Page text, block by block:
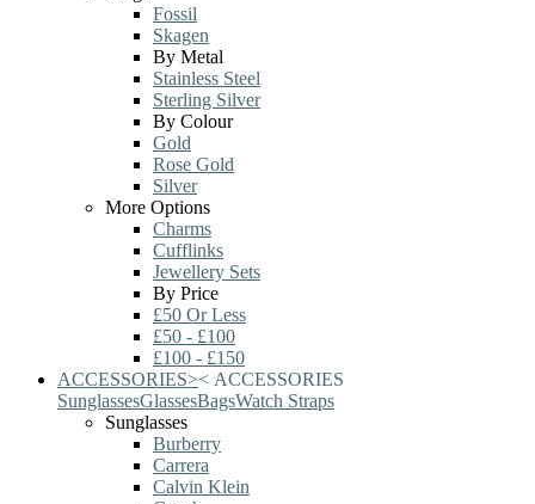
Fossil
Skagen
By Metal
Stainless Steel
Sterling Silver
By Colour
Gold
Rose Gold
Silver
More Options
Charms
Cufflinks
Jewellery Sets
By Price
£50 Or Less
£50 - £100
£100 - £150
ACCESSORIES>< ACCESSORIES
SunglassesGlassesBagsWatch Straps
Sunglasses
Burberry
Carrera
Calvin Klein